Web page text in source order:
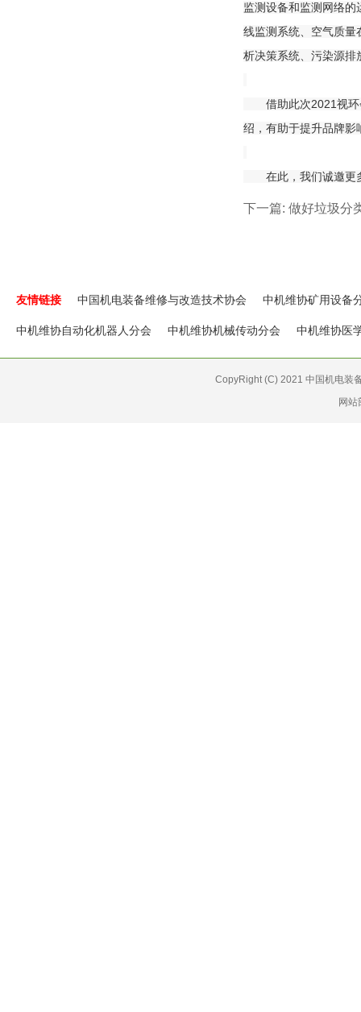
监测设备和监测网络
线监测系统、空气质量
析决策系统、污染源排
借助此次2021视环会
绍，有助于提升品牌影
在此，我们诚邀更多
下一篇: 做好垃圾分
友情链接 中国机电装备维修与改造技术协会 中机维协矿用设备
中机维协自动化机器人分会 中机维协机械传动分会 中机维协医
CopyRight (C) 2021 中国机电装
网